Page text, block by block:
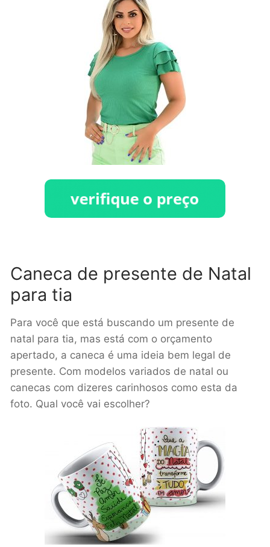
Caneca de presente de Natal
para tia
Para você que está buscando um presente de
natal para tia, mas está com o orçamento
apertado, a caneca é uma ideia bem legal de
presente. Com modelos variados de natal ou
canecas com dizeres carinhosos como esta da
foto. Qual você vai escolher?